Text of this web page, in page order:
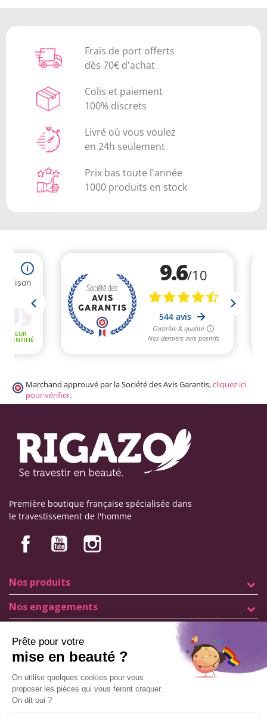
Frais de port offerts
dès 70€ d'achat
Colis et paiement
100% discrets
Livré où vous voulez
en 24h seulement
Prix bas toute l'année
1000 produits en stock
Marchand approuvé par la Société des Avis Garantis,cliquez ici
pour vérifier.
Première boutique française spécialisée dans
le travestissement de l'homme
Nos produits
Nos engagements
Mentions légales
Conditions générales de vente
© Copyright Labophyto
Tous droits réservés